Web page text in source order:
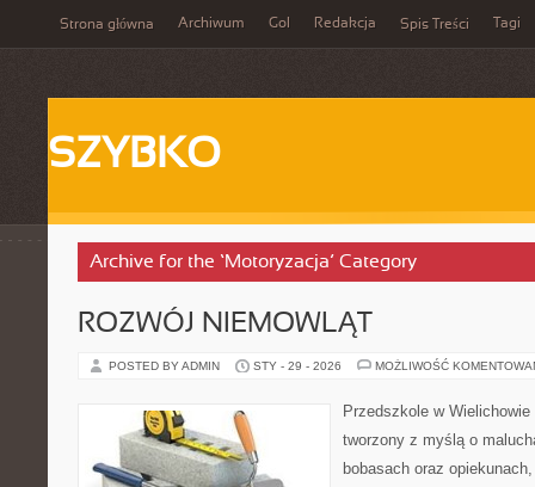
Strona główna Archiwum Gol Redakcja Spis Treści Tagi
SZYBKO
Archive for the ‘Motoryzacja’ Category
ROZWÓJ NIEMOWLĄT
POSTED BY ADMIN STY - 29 - 2026 MOŻLIWOŚĆ
Przedszkole w
tworzony z myślą o
bobasach oraz